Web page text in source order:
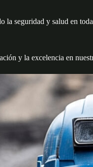
la seguridad y salud en
y la excelencia en